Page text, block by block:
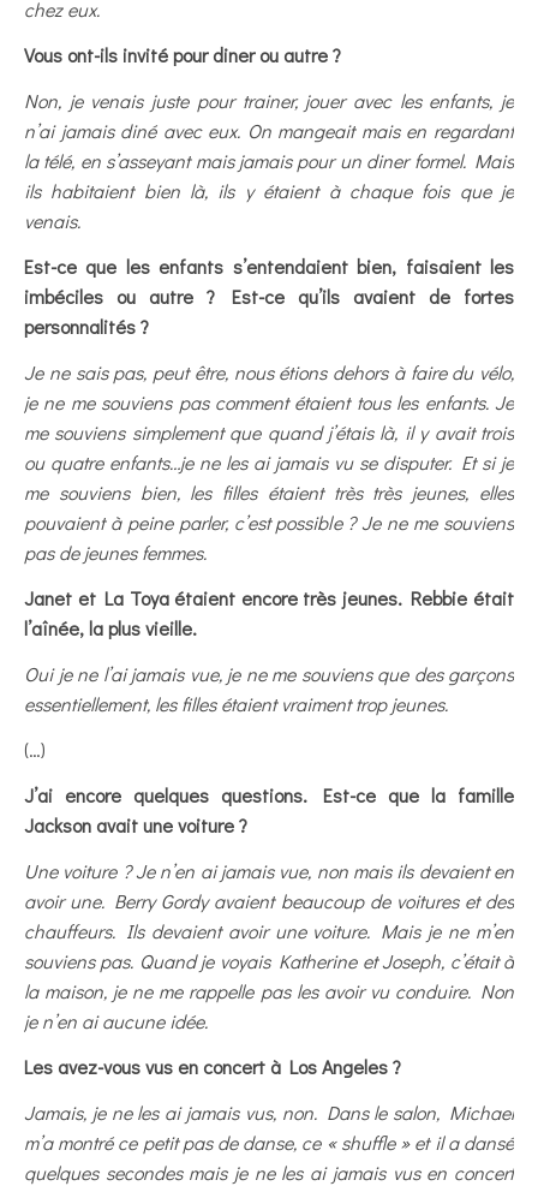
chez eux.
Vous ont-ils invité pour diner ou autre ?
Non, je venais juste pour trainer, jouer avec les enfants, je
n’ai jamais diné avec eux. On mangeait mais en regardant
la télé, en s’asseyant mais jamais pour un diner formel. Mais
ils habitaient bien là, ils y étaient à chaque fois que je
venais.
Est-ce que les enfants s’entendaient bien, faisaient les
imbéciles ou autre ? Est-ce qu’ils avaient de fortes
personnalités ?
Je ne sais pas, peut être, nous étions dehors à faire du vélo,
je ne me souviens pas comment étaient tous les enfants. Je
me souviens simplement que quand j’étais là, il y avait trois
ou quatre enfants…je ne les ai jamais vu se disputer. Et si je
me souviens bien, les filles étaient très très jeunes, elles
pouvaient à peine parler, c’est possible ? Je ne me souviens
pas de jeunes femmes.
Janet et La Toya étaient encore très jeunes. Rebbie était
l’aînée, la plus vieille.
Oui je ne l’ai jamais vue, je ne me souviens que des garçons
essentiellement, les filles étaient vraiment trop jeunes.
(…)
J’ai encore quelques questions. Est-ce que la famille
Jackson avait une voiture ?
Une voiture ? Je n’en ai jamais vue, non mais ils devaient en
avoir une. Berry Gordy avaient beaucoup de voitures et des
chauffeurs. Ils devaient avoir une voiture. Mais je ne m’en
souviens pas. Quand je voyais Katherine et Joseph, c’était à
la maison, je ne me rappelle pas les avoir vu conduire. Non
je n’en ai aucune idée.
Les avez-vous vus en concert à Los Angeles ?
Jamais, je ne les ai jamais vus, non. Dans le salon, Michael
m’a montré ce petit pas de danse, ce « shuffle » et il a dansé
quelques secondes mais je ne les ai jamais vus en concert